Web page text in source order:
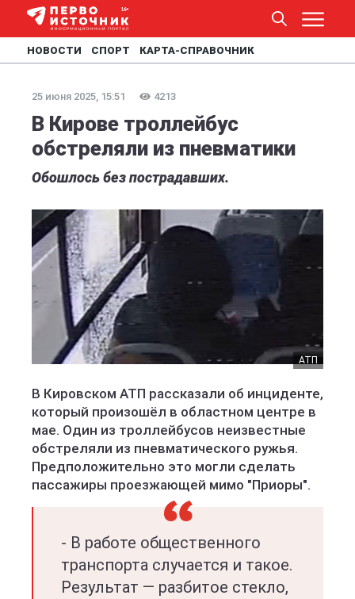
НОВОСТИ СПОРТ КАРТА-СПРАВОЧНИК
25 июня 2025, 15:51 4213
В Кирове троллейбус
обстреляли из пневматики
Обошлось без пострадавших.
АТП
В Кировском АТП рассказали об инциденте,
который произошёл в областном центре в
мае. Один из троллейбусов неизвестные
обстреляли из пневматического ружья.
Предположительно это могли сделать
пассажиры проезжающей мимо "Приоры".
- В работе общественного
транспорта случается и такое.
Результат — разбитое стекло,